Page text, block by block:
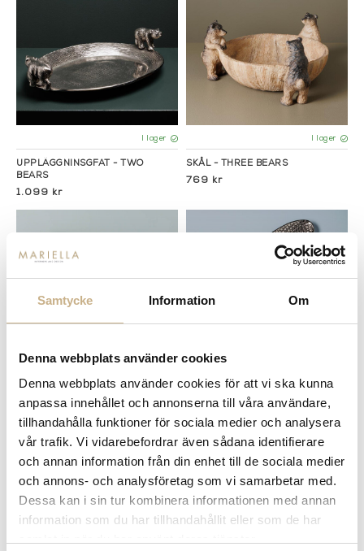
Samtycke Information Om
Denna webbplats använder cookies
Denna webbplats använder cookies för att vi ska kunna
anpassa innehållet och annonserna till våra användare,
tillhandahålla funktioner för sociala medier och analysera
vår trafik. Vi vidarebefordrar även sådana identifierare
och annan information från din enhet till de sociala medier
och annons- och analysföretag som vi samarbetar med.
Dessa kan i sin tur kombinera informationen med annan
information som du har tillhandahållit eller som de har
I lager
UPPLÄGGNINSGFAT - TWO
BEARS
1.099 kr
I lager
SKÅL - THREE BEARS
769 kr
I lager
FAT - BUBBLE FISH
599 kr
Fler varianter I lager
FAT - SILVER FISK
499 kr